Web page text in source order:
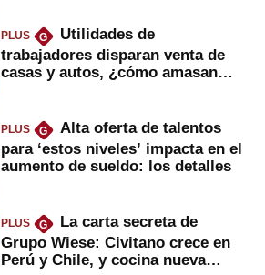
PLUS G
Utilidades de
trabajadores disparan venta de
casas y autos, ¿cómo amasan
PLUS G
Alta oferta de talentos
para ‘estos niveles’ impacta en el
aumento de sueldo: los detalles
PLUS G
La carta secreta de
Grupo Wiese: Civitano crece en
Perú y Chile, y cocina nueva